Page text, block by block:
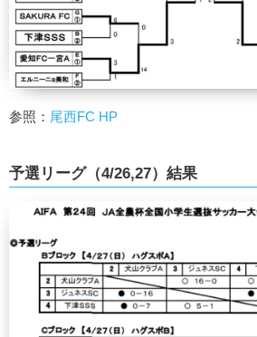
参照： 尾西FC HP
予選リーグ（4/26,27）結果